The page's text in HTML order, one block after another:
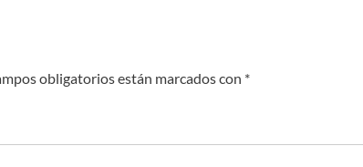
obligatorios están marcados con *